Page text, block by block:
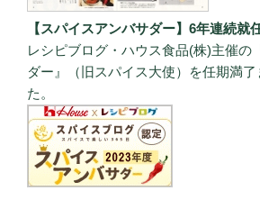
【スパイスアンバサダー】6年連続就
レシピブログ・ハウス食品(株)主催の
ダー』（旧スパイス大使）を任期満
た。